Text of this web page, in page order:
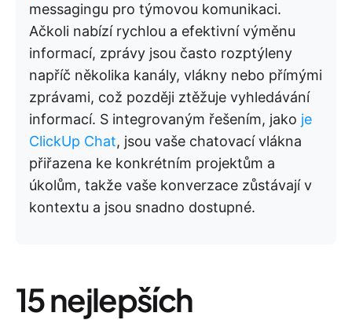
messagingu pro týmovou komunikaci.
Ačkoli nabízí rychlou a efektivní výměnu
informací, zprávy jsou často rozptýleny
napříč několika kanály, vlákny nebo přímými
zprávami, což později ztěžuje vyhledávání
informací. S integrovaným řešením, jako je
ClickUp Chat, jsou vaše chatovací vlákna
přiřazena ke konkrétním projektům a
úkolům, takže vaše konverzace zůstávají v
kontextu a jsou snadno dostupné.
15 nejlepších